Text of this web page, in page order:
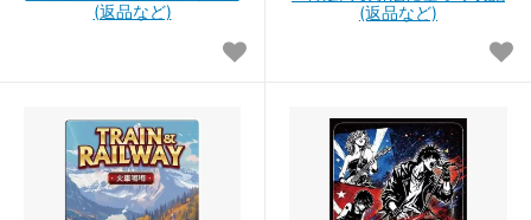
(返品など)
(返品など)